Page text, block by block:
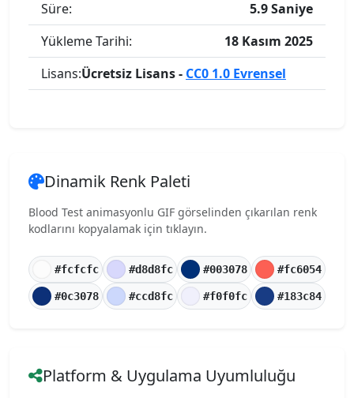
Süre:
5.9 Saniye
Yükleme Tarihi:
18 Kasım 2025
Lisans:Ücretsiz Lisans - CC0 1.0 Evrensel
Dinamik Renk Paleti
Blood Test animasyonlu GIF görselinden çıkarılan renk
kodlarını kopyalamak için tıklayın.
#fcfcfc #d8d8fc #003078 #fc6054
#0c3078 #ccd8fc #f0f0fc #183c84
Platform & Uygulama Uyumluluğu